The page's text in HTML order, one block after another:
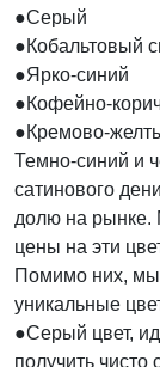
●Серый
●Кобальтовый
●Ярко-синий
●Кофейно-
●Кремово-
Темно-синий и
сатинового
долю на рынке.
цены на эти
Помимо них, мы
уникальные
●Серый цвет,
получить чисто